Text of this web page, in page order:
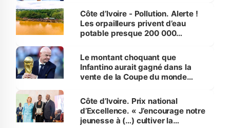
Côte d’Ivoire - Pollution. Alerte !
Les orpailleurs privent d’eau
potable presque 200 000
Le montant choquant que
Infantino aurait gagné dans la
vente de la Coupe du monde
Côte d’Ivoire. Prix national
d’Excellence. « J’encourage notre
jeunesse à (…) cultiver la